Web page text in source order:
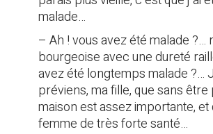
malade…
– Ah ! vous avez été malade ?…
bourgeoise avec une dureté
avez été longtemps malade ?…
préviens, ma fille, que sans
maison est assez importante, et
femme de très forte santé…